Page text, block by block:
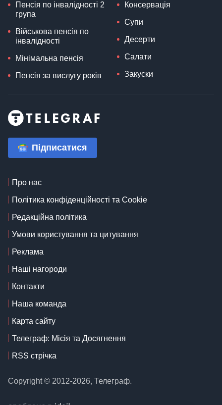
Пенсія по інвалідності 2
група
Військова пенсія по
інвалідності
Мінімальна пенсія
Пенсія за вислугу років
Консервація
Супи
Десерти
Салати
Закуски
Підписатися
Про нас
Політика конфіденційності та Cookie
Редакційна політика
Умови користування та цитування
Реклама
Наші нагороди
Контакти
Наша команда
Карта сайту
Телеграф: Місія та Досягнення
RSS стрічка
Copyright © 2012-2026, Телеграф.